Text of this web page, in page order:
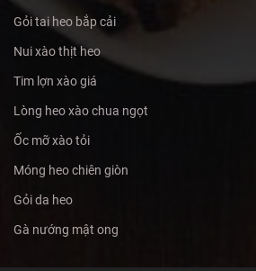
Gỏi tai heo bắp cải
Nui xào thịt heo
Tim lợn xào giá
Lòng heo xào chua ngọt
Ốc mỡ xào tỏi
Móng heo chiên giòn
Gỏi da heo
Gà nướng mật ong